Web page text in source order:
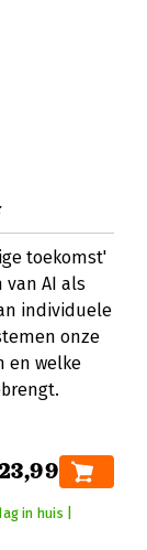
toekomst'
van AI als
individuele
onze
en welke
in huis |